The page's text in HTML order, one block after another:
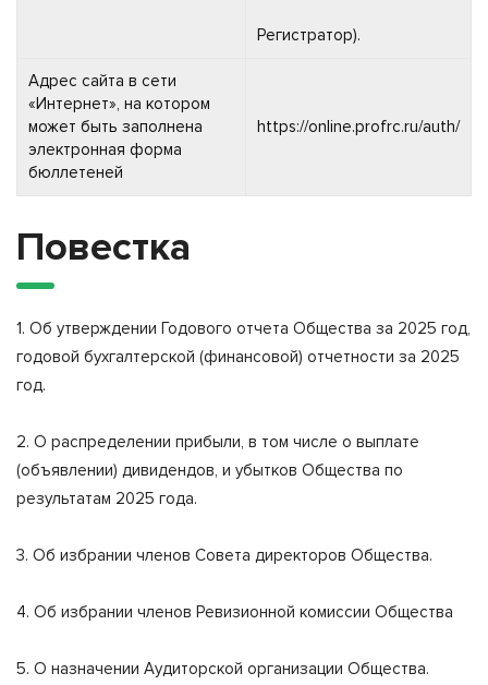
Регистратор).
Адрес сайта в сети
«Интернет», на котором
может быть заполнена
электронная форма
бюллетеней
https://online.profrc.ru/auth/
Повестка
1. Об утверждении Годового отчета Общества за 2025 год,
годовой бухгалтерской (финансовой) отчетности за 2025
год.
2. О распределении прибыли, в том числе о выплате
(объявлении) дивидендов, и убытков Общества по
результатам 2025 года.
3. Об избрании членов Совета директоров Общества.
4. Об избрании членов Ревизионной комиссии Общества
5. О назначении Аудиторской организации Общества.